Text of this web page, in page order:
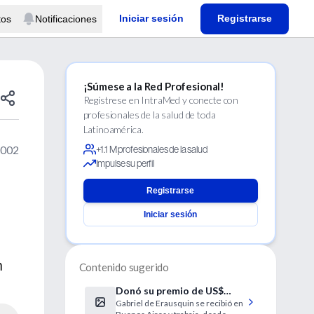
Notificaciones Iniciar sesión Registrarse
¡Súmese a la Red Profesional!
Regístrese en IntraMed y conecte con
profesionales de la salud de toda
Latinoamérica.
+1.1 M profesionales de la salud
Impulse su perfil
Registrarse
Iniciar sesión
Contenido sugerido
Donó su premio de US$
28.000 a la UBA
Gabriel de Erausquin se recibió en